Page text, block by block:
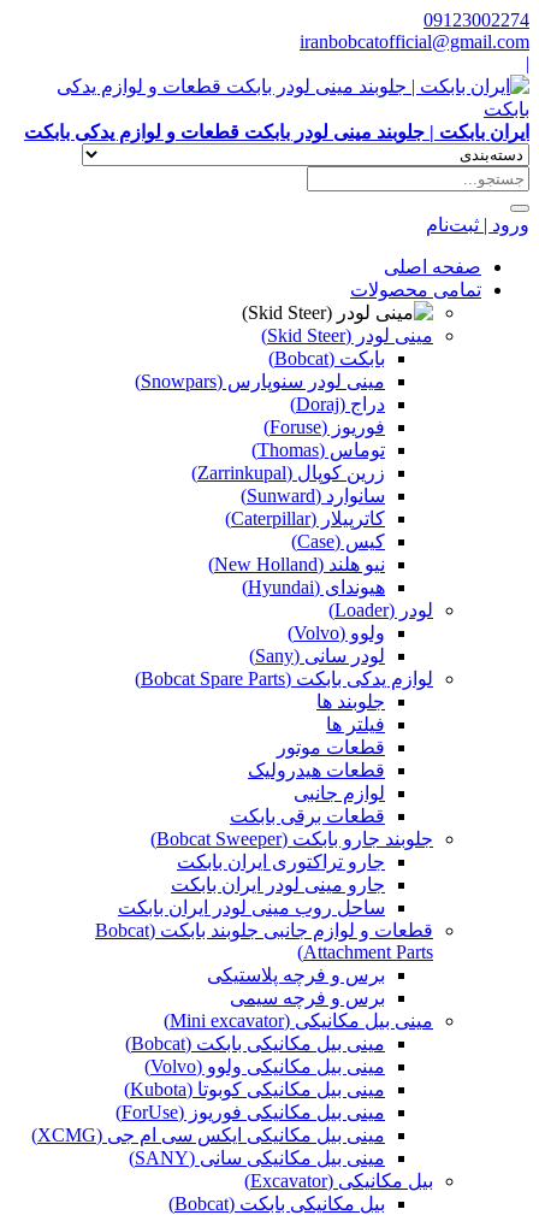
09123002274
iranbobcatofficial@gmail.com
|
ایران بابکت | جلوبند مینی لودر بابکت قطعات و لوازم یدکی بابکت
ورود | ثبت‌نام
صفحه اصلی
تمامی محصولات
مینی لودر (Skid Steer)
بابکت (Bobcat)
مینی لودر سنوپارس (Snowpars)
دراج (Doraj)
فوریوز (Foruse)
توماس (Thomas)
زرین کوپال (Zarrinkupal)
سانوارد (Sunward)
کاترپیلار (Caterpillar)
کیس (Case)
نیو هلند (New Holland)
هیوندای (Hyundai)
لودر (Loader)
ولوو (Volvo)
لودر سانی (Sany)
لوازم یدکی بابکت (Bobcat Spare Parts)
جلوبند ها
فیلتر ها
قطعات موتور
قطعات هیدرولیک
لوازم جانبی
قطعات برقی بابکت
جلوبند جارو بابکت (Bobcat Sweeper)
جارو تراکتوری ایران بابکت
جارو مینی لودر ایران بابکت
ساحل روب مینی لودر ایران بابکت
قطعات و لوازم جانبی جلوبند بابکت (Bobcat
Attachment Parts)
برس و فرچه پلاستیکی
برس و فرچه سیمی
مینی بیل مکانیکی (Mini excavator)
مینی بیل مکانیکی بابکت (Bobcat)
مینی بیل مکانیکی ولوو (Volvo)
مینی بیل مکانیکی کوبوتا (Kubota)
مینی بیل مکانیکی فوریوز (ForUse)
مینی بیل مکانیکی ایکس سی ام جی (XCMG)
مینی بیل مکانیکی سانی (SANY)
بیل مکانیکی (Excavator)
بیل مکانیکی بابکت (Bobcat)